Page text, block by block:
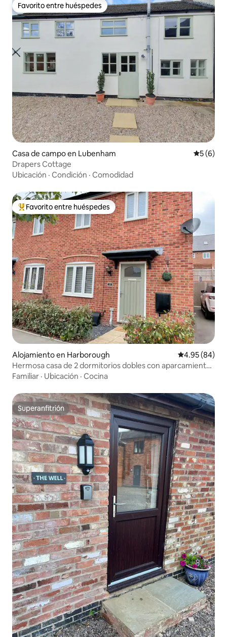
Favorito entre huéspedes
Favorito entre huéspedes
Casa de campo en Lubenham
5 (6)
Drapers Cottage
Ubicación · Condición · Comodidad
Favorito entre huéspedes preferido
Favorito entre huéspedes
Alojamiento en Harborough Calificación
4.95 (84)
Hermosa casa de 2 dormitorios dobles con aparcamiento
gratuito
Familiar · Ubicación · Cocina
Superanfitrión
Superanfitrión